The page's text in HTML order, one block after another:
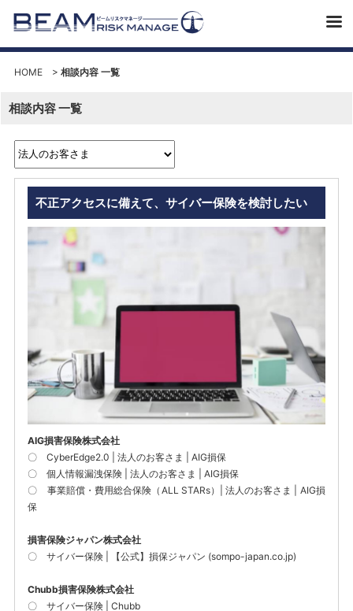
HOME> 相談内容 一覧
相談内容 一覧
不正アクセスに備えて、サイバー保険を検討したい
AIG損害保険株式会社
〇CyberEdge2.0 | 法人のお客さま | AIG損保
〇個人情報漏洩保険 | 法人のお客さま | AIG損保
〇 事業賠償・費用総合保険（ALL STARs）| 法人のお客さま | AIG損
保
損害保険ジャパン株式会社
〇サイバー保険 | 【公式】損保ジャパン (sompo-japan.co.jp)
Chubb損害保険株式会社
〇サイバー保険 | Chubb